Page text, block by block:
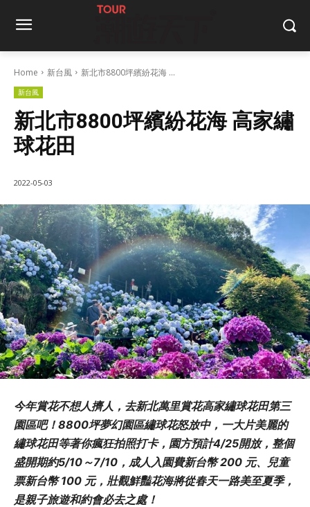
Home 新台風 新北市8800坪繽紛花海 ...
新台風
新北市8800坪繽紛花海 高家繡
球花田
2022-05-03
今年賞花不想人擠人，去新北萬里賞花高家繡球花田第三
園區吧！8800坪夢幻園區繡球花怒放中，一大片美麗的
繡球花田等著你瘋狂拍照打卡，園方預計4/25開放，整個
盛開期約5/10～7/10，成人入園費新台幣 200 元、兒童
票新台幣 100 元，壯觀鮮豔花海將從春天一路美至夏季，
是親子旅遊和約會必去之處！